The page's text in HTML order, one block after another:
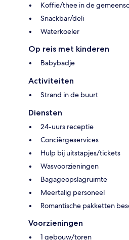
Koffie/thee in de
Snackbar/deli
Waterkoeler
Op reis met kinderen
Babybadje
Activiteiten
Strand in de buurt
Diensten
24-uurs receptie
Conciërgeservices
Hulp bij uitstapjes/tickets
Wasvoorzieningen
Bagageopslagruimte
Meertalig personeel
Romantische pakketten
Voorzieningen
1 gebouw/toren